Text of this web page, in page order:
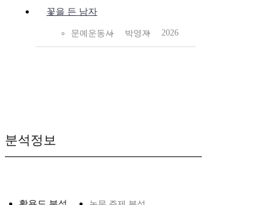
꽃을 든 남자
문예운동사 박영자 2026
분석정보